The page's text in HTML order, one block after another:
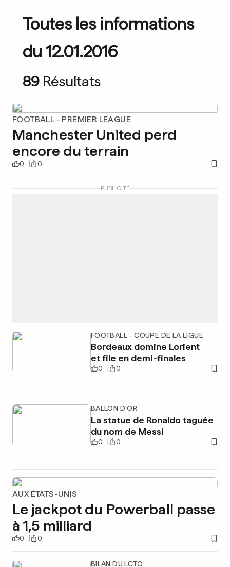
Toutes les informations
du 12.01.2016
89 Résultats
FOOTBALL - PREMIER LEAGUE
Manchester United perd
encore du terrain
0 0
FOOTBALL - COUPE DE LA LIGUE
Bordeaux domine Lorient
et file en demi-finales
0 0
BALLON D'OR
La statue de Ronaldo taguée
du nom de Messi
0 0
PUBLICITÉ
AUX ÉTATS-UNIS
Le jackpot du Powerball passe
à 1,5 milliard
0 0
BILAN DU LCTO